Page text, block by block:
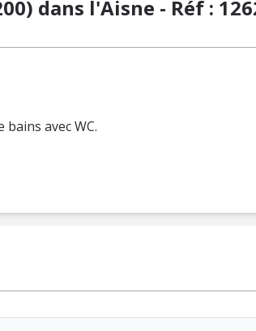
dans l'Aisne - Réf :
avec WC.